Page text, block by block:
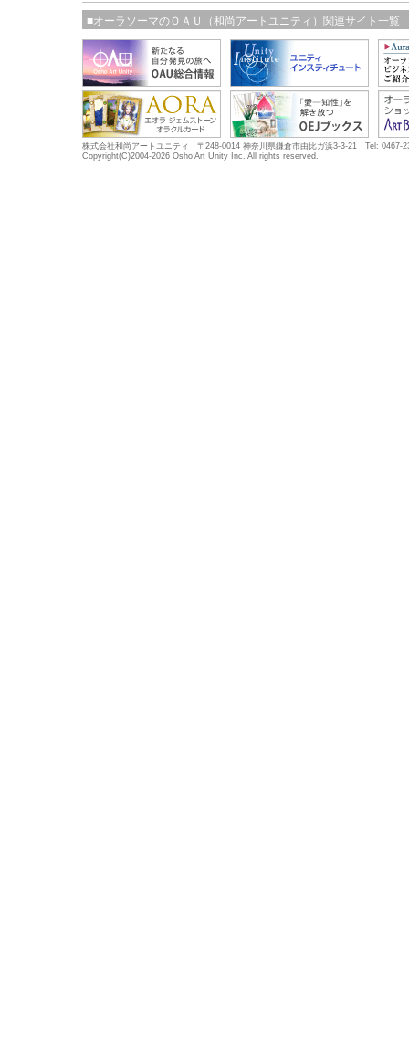
■オーラソーマのＯＡＵ（和尚アートユニティ）関連サイト一覧
株式会社和尚アートユニティ 〒248-0014 神奈川県鎌倉市由比ガ浜3-3-21 Tel: 0467-
Copyright(C)2004-2026 Osho Art Unity Inc. All rights reserved.